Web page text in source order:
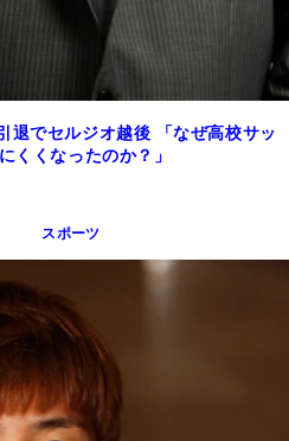
退でセルジオ越後 「なぜ高校サッ
くくなったのか？」
スポーツ